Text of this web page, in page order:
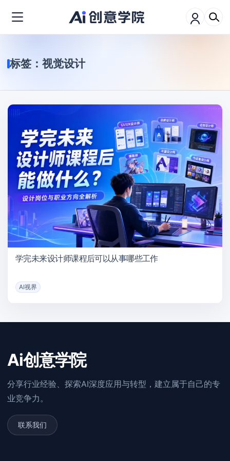
标签： 视觉设计
学完未来设计师课程后可以从事哪些工作
AI视界
Ai创意学院
分享行业经验、探索AI深度应用与转型，建立属于自己的专
业竞争力。
联系我们